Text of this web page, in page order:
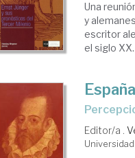
Una
y
escritor
el siglo
Editor/a .